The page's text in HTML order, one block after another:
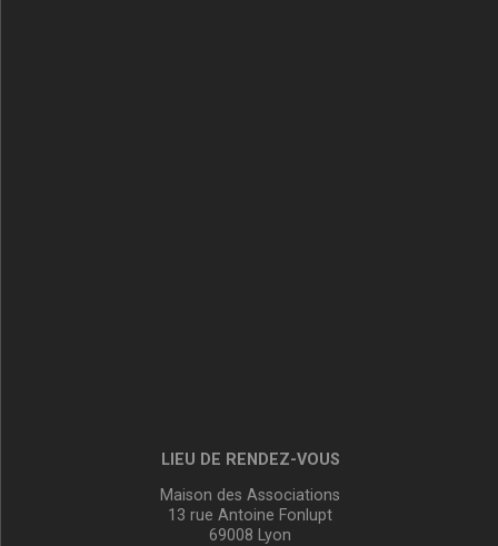
LIEU DE RENDEZ-VOUS
Maison des Associations
13 rue Antoine Fonlupt
69008 Lyon